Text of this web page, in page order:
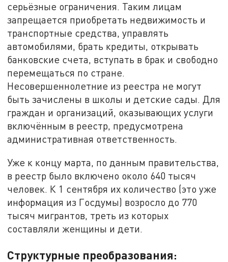
серьёзные ограничения. Таким лицам
запрещается приобретать недвижимость и
транспортные средства, управлять
автомобилями, брать кредиты, открывать
банковские счета, вступать в брак и свободно
перемещаться по стране.
Несовершеннолетние из реестра не могут
быть зачислены в школы и детские сады. Для
граждан и организаций, оказывающих услуги
включённым в реестр, предусмотрена
административная ответственность.
Уже к концу марта, по данным правительства,
в реестр было включено около 640 тысяч
человек. К 1 сентября их количество (это уже
информация из Госдумы) возросло до 770
тысяч мигрантов, треть из которых
составляли женщины и дети.
Структурные преобразования: